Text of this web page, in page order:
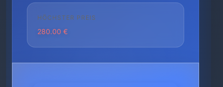
HÖCHSTER PREIS
280.00 €